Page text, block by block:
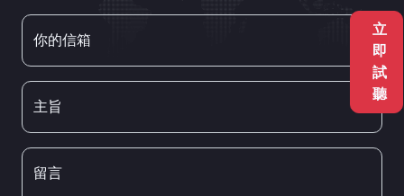
你的信箱
主旨
留言
立
即
試
聽